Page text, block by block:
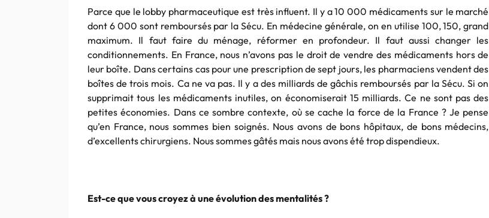
Parce que le lobby pharmaceutique est très influent. Il y a 10 000 médicaments sur le marché
dont 6 000 sont remboursés par la Sécu. En médecine générale, on en utilise 100, 150, grand
maximum. Il faut faire du ménage, réformer en profondeur. Il faut aussi changer les
conditionnements. En France, nous n’avons pas le droit de vendre des médicaments hors de
leur boîte. Dans certains cas pour une prescription de sept jours, les pharmaciens vendent des
boîtes de trois mois. Ca ne va pas. Il y a des milliards de gâchis remboursés par la Sécu. Si on
supprimait tous les médicaments inutiles, on économiserait 15 milliards. Ce ne sont pas des
petites économies. Dans ce sombre contexte, où se cache la force de la France ? Je pense
qu’en France, nous sommes bien soignés. Nous avons de bons hôpitaux, de bons médecins,
d’excellents chirurgiens. Nous sommes gâtés mais nous avons été trop dispendieux.
Est-ce que vous croyez à une évolution des mentalités ?